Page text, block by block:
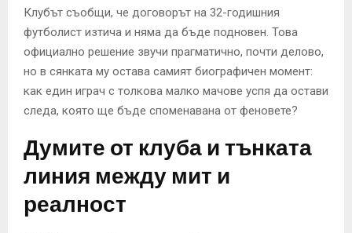
Клубът съобщи, че договорът на 32-годишния
футболист изтича и няма да бъде подновен. Това
официално решение звучи прагматично, почти делово,
но в сянката му остава самият биографичен момент:
как един играч с толкова малко мачове успя да остави
следа, която ще бъде споменавана от феновете?
Думите от клуба и тънката
линия между мит и
реалност